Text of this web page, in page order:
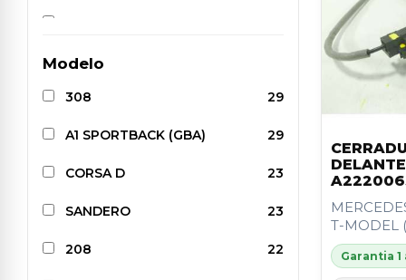
AUDI
SEAT 122
BMW 113
FIAT 107
NISSAN 101
MERCEDES-BENZ 99
Modelo
308 29
A1 SPORTBACK (GBA) 29
CORSA D 23
SANDERO 23
208 22
T-MODEL
Garantia 1